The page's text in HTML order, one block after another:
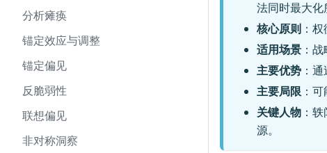
分析瘫痪
锚定效应与调整
锚定偏见
反脆弱性
联想偏见
非对称洞察
法同时最大化
核心原则 ：
适用场景 ：
主要优势 ：
主要局限 ：
关键人物 ：
源。